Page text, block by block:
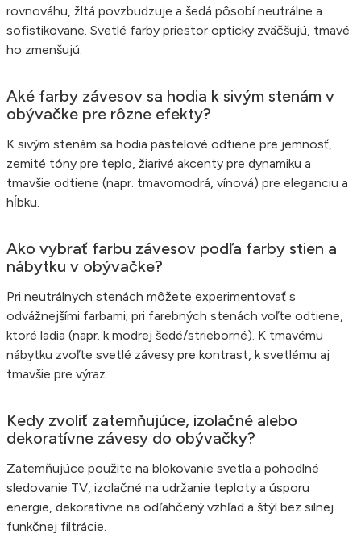
rovnováhu, žltá povzbudzuje a šedá pôsobí neutrálne a
sofistikovane. Svetlé farby priestor opticky zväčšujú, tmavé
ho zmenšujú.
Aké farby závesov sa hodia k sivým stenám v
obývačke pre rôzne efekty?
K sivým stenám sa hodia pastelové odtiene pre jemnosť,
zemité tóny pre teplo, žiarivé akcenty pre dynamiku a
tmavšie odtiene (napr. tmavomodrá, vínová) pre eleganciu a
hĺbku.
Ako vybrať farbu závesov podľa farby stien a
nábytku v obývačke?
Pri neutrálnych stenách môžete experimentovať s
odvážnejšími farbami; pri farebných stenách voľte odtiene,
ktoré ladia (napr. k modrej šedé/strieborné). K tmavému
nábytku zvoľte svetlé závesy pre kontrast, k svetlému aj
tmavšie pre výraz.
Kedy zvoliť zatemňujúce, izolačné alebo
dekoratívne závesy do obývačky?
Zatemňujúce použite na blokovanie svetla a pohodlné
sledovanie TV, izolačné na udržanie teploty a úsporu
energie, dekoratívne na odľahčený vzhľad a štýl bez silnej
funkčnej filtrácie.